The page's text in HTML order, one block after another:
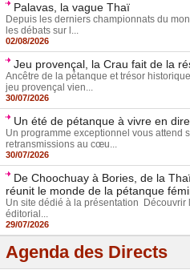
Palavas, la vague Thaï
Depuis les derniers championnats du
les débats sur l...
02/08/2026
Jeu provençal, la Crau fait de la
Ancêtre de la pétanque et trésor
jeu provençal vien...
30/07/2026
Un été de pétanque à vivre en
Un programme exceptionnel vous attend
retransmissions au cœu...
30/07/2026
De Choochuay à Bories, de la
réunit le monde de la pétanque
Un site dédié à la présentation Découvrir
éditorial...
29/07/2026
Agenda des Directs